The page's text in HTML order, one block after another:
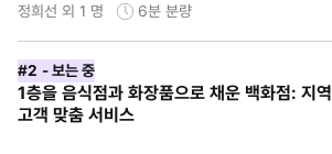
정희선 외 1 명 6분 분량
#2 - 보는 중
1층을 음식점과 화장품으로 채운 백화점: 지역
고객 맞춤 서비스